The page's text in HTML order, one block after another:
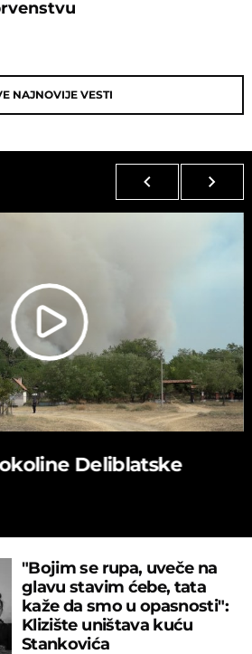
NAJNOVIJE VESTI
Deliblatske
"Bojim se rupa, uveče na
glavu stavim ćebe, tata
kaže da smo u opasnosti":
Klizište uništava kuću
Stankovića